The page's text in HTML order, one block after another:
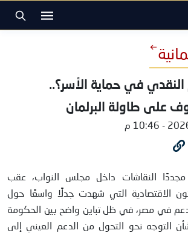
في حماية الأسر؟..
على طاولة البرلمان
النقاشات داخل مجلس النواب، عقب
الاقتصادية التي شهدت جدلًا واسعًا حول
في مصر، في ظل تباين واضح بين الحكومة
التوجه نحو التحول من الدعم العيني إلى